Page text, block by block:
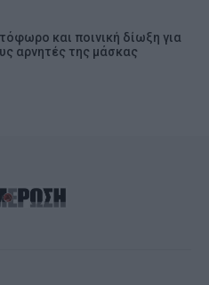
και ποινική δίωξη για
αρνητές της μάσκας